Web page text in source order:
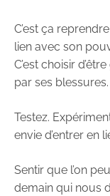
C’est ça
lien avec son
C’est choisir
par ses blessures.
Testez.
envie d’entrer en
Sentir que l’on
demain qui nous